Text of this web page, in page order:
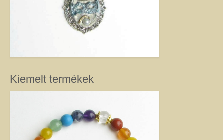
ékszereket gondosan válogatott valódi ásvány, féldrágakő, kristály
felhasználásával készítem, így a gyógyító kövek minden vélt vagy tapasztalt
pozitív hatásával rendelkeznek. (Néha gyöngy, strassz vagy fém díszítést is
alkalmazok, hogy a végeredmény még egyedibb legyen. Sőt, ásvány nélkül,
kézimunkával készült alkotás mindig értéket képvisel. Remek ajándék
Fantázia ékszer
Ezen az oldalon olyan különleges és divatos ékszereket talál, amelyeket csak
részben én készítettem. Úgy vélem, helyük van a Harmónia Ékszerek
Kiemelt termékek